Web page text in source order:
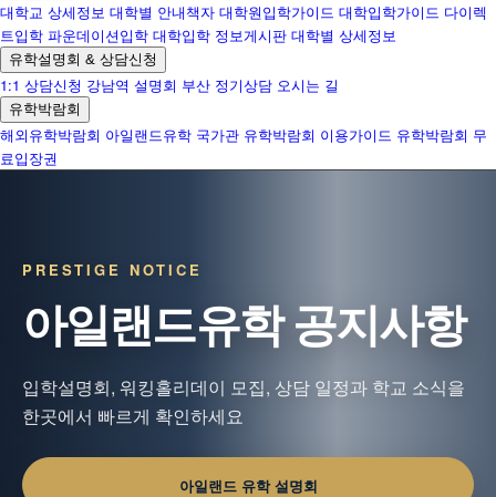
대학교 상세정보 대학별 안내책자 대학원입학가이드 대학입학가이드 다이렉
트입학 파운데이션입학 대학입학 정보게시판 대학별 상세정보
유학설명회 & 상담신청
1:1 상담신청 강남역 설명회 부산 정기상담 오시는 길
유학박람회
해외유학박람회 아일랜드유학 국가관 유학박람회 이용가이드 유학박람회 무
료입장권
PRESTIGE NOTICE
아일랜드유학 공지사항
입학설명회, 워킹홀리데이 모집, 상담 일정과 학교 소식을
한곳에서 빠르게 확인하세요
아일랜드 유학 설명회